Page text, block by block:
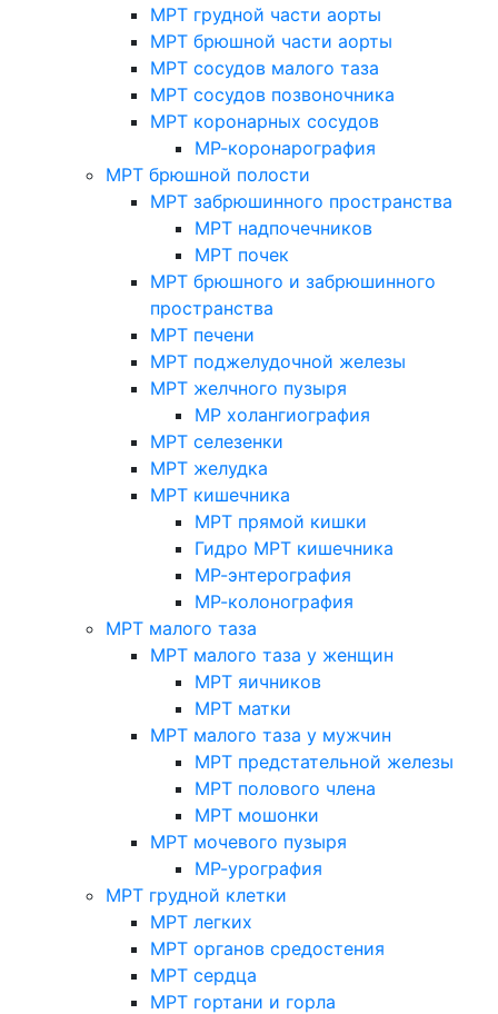
МРТ грудной части аорты
МРТ брюшной части аорты
МРТ сосудов малого таза
МРТ сосудов позвоночника
МРТ коронарных сосудов
МР-коронарография
МРТ брюшной полости
МРТ забрюшинного пространства
МРТ надпочечников
МРТ почек
МРТ брюшного и забрюшинного
пространства
МРТ печени
МРТ поджелудочной железы
МРТ желчного пузыря
МР холангиография
МРТ селезенки
МРТ желудка
МРТ кишечника
МРТ прямой кишки
Гидро МРТ кишечника
МР-энтерография
МР-колонография
МРТ малого таза
МРТ малого таза у женщин
МРТ яичников
МРТ матки
МРТ малого таза у мужчин
МРТ предстательной железы
МРТ полового члена
МРТ мошонки
МРТ мочевого пузыря
МР-урография
МРТ грудной клетки
МРТ легких
МРТ органов средостения
МРТ сердца
МРТ гортани и горла